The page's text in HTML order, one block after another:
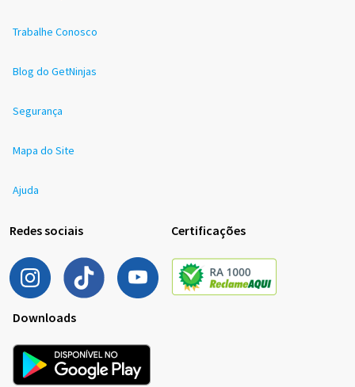
Trabalhe Conosco
Blog do GetNinjas
Segurança
Mapa do Site
Ajuda
Redes sociais Certificações
Downloads